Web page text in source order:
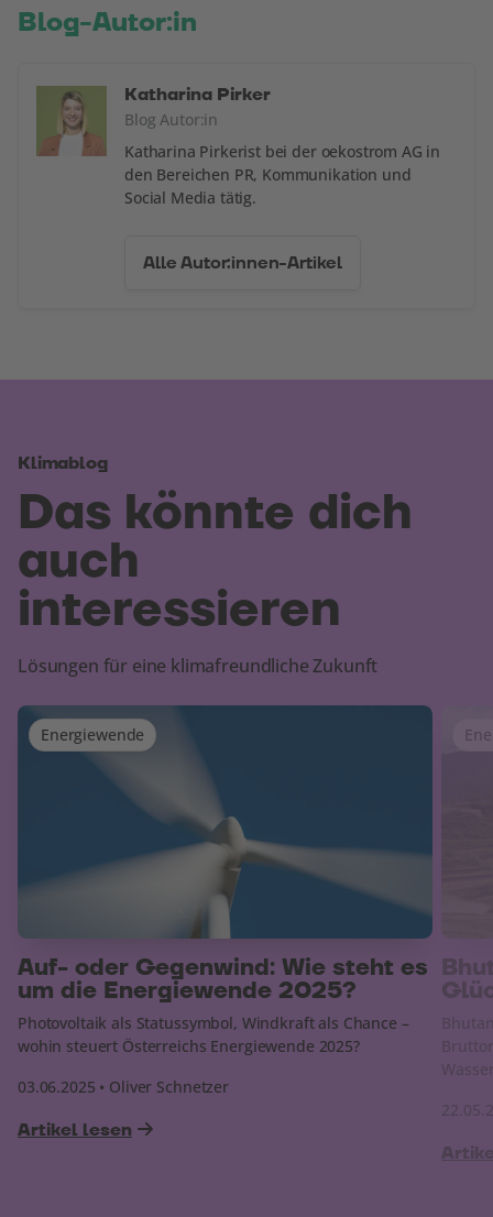
Blog-Autor:in
Katharina Pirker
Blog Autor:in
Katharina Pirkerist bei der oekostrom AG in
den Bereichen PR, Kommunikation und
Social Media tätig.
Alle Autor:innen-Artikel
Klimablog
Das könnte dich
auch
interessieren
Lösungen für eine klimafreundliche Zukunft
Auf- oder Gegenwind: Wie steht es
um die Energiewende 2025?
Photovoltaik als Statussymbol, Windkraft als Chance –
wohin steuert Österreichs Energiewende 2025?
03.06.2025 • Oliver Schnetzer
Artikel lesen
Energiewende